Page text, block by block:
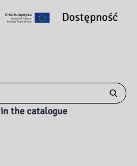
Dostępność
in the catalogue